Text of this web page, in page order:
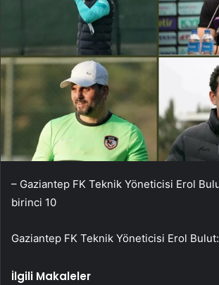
– Gaziantep FK Teknik Yöneticisi Erol
birinci 10
Gaziantep FK Teknik Yöneticisi Erol Bulut:
İlgili Makaleler